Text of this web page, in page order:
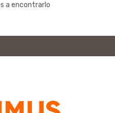
a encontrarlo